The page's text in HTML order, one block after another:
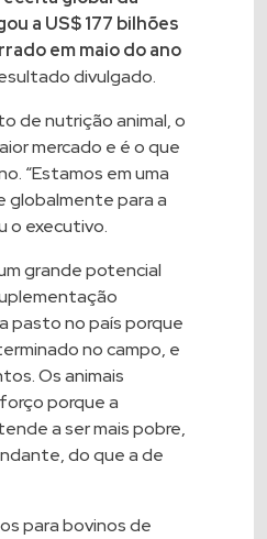
a US$ 177 bilhões
em maio do ano
divulgado.
de nutrição animal, o
mercado e é o que
“Estamos em uma
para a
o executivo.
grande potencial
pasto no país porque
no campo, e
Os animais
porque a
a ser mais pobre,
do que a de
parabovinosde